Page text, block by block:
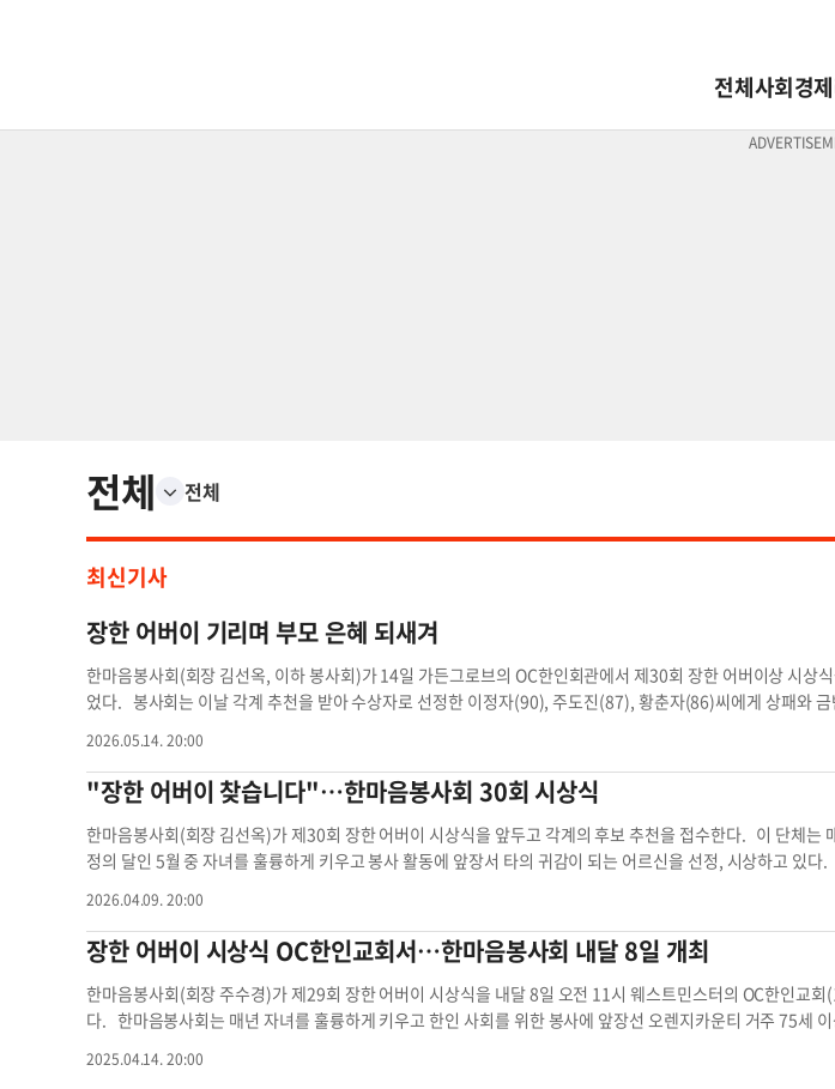
전체사회경제
전체 전체
최신기사
장한 어버이 기리며 부모 은혜 되새겨
한마음봉사회(회장 김선옥, 이하 봉사회)가 14일 가든그로브의 OC한인회관에서 제30회 장한 어버이상 시상
었다. 봉사회는 이날 각계 추천을 받아 수상자로 선정한 이정자(90), 주도진(87), 황춘자(86)씨에게 상패와
섀런 쿼크-실바 가주 하원의원과 최석호 가주 상원의원은 각각 보좌관을 통해 표창장을 전달했다. 시상식엔 한
체 관계자들과 OC판사 선거에 출마한 앤 조 OC검사도 참석했다. 김선옥 회장은 “오랜 세월 가족과 이웃을 위
신하고 사랑과 책임으로 귀한 삶의 본을 보여준 세 분께 깊은 존경과 감사를 드린다”고 말했다. 수상자 가운데
인 이정자씨는 지난 2015년부터 10여 년 동안 OC한미시니어센터에서 이사로 봉사했다. 목사인 주도진씨는
년 부모님선교회를 설립, 남가주 양로병원의 한인 시니어를 방문해 복음을 전하고 있다. 황춘자씨는 1997년
기사 그대들은 '장한 어버이'…한마음봉사회 수상자 발표 봉사회는 코로나19 팬데믹 등 불가피한 경우를 제외하
매년 지역사회 봉사에 앞장서고 자녀를 훌륭하게 키운 이 3~4명을 장한 어버이로 선정, 시상하고 있다. 정영
이 사회를 맡은 시상식은 한예무용단의 공연, 지경 소프라노의 국가 연주, 김영수 OC장로협의회장의 기도, 시상
사 등의 순서로 진행됐다. 시상식 직후 이어진 축하 공연에서 무궁화 합창단은 축가를 불렀다. TK 소리 신명(
윤희) 단원들은 판소리와 민요, 한예무용단은 한국 무용을 각각 선보였다. 한마음봉사회는 연중 최대 규모 행
등 다양한 봉사 활동을 펴고 있다. 봉사 활동에 동참하길 원하는 이는 전화(213-718-8585)로 문의하면 된다.
2026.05.14. 20:00
"장한 어버이 찾습니다"…한마음봉사회 30회 시상식
한마음봉사회(회장 김선옥)가 제30회 장한 어버이 시상식을 앞두고 각계의 후보 추천을 접수한다. 이 단체는
정의 달인 5월 중 자녀를 훌륭하게 키우고 봉사 활동에 앞장서 타의 귀감이 되는 어르신을 선정, 시상하고 있다
오는 30일(목) 마감된다. 김선옥 회장은 “우리 주위엔 커뮤니티를 위해 묵묵히 봉사하는 어르신이 많이 있다. 훌
어버이를 찾아 공로를 기리는 일에 많은 관심을 보여주길 바란다”고 말했다. 민 김 홍보부장은 “후보 추천은
할 수 있다. 전화로 연락하면 추천 방법을 알려준다”고 밝혔다. 시상식은 내달 14일(목) 오전 11시 가든그로브
C한인회관(9876 Garden Grove Blvd)에서 열린다. 한마음봉사회는 수상자에게 금반지를 수여한다. 한마음
는 홈리스 점심 제공, 양로원 위문 방문, 불우이웃 돕기, 한인 단체들의 행사 지원 등 다양한 봉사 활동을 펴고 있
홍보부장, 오정희 재무, 황은숙 재무, 김선미 서기 등이다. 박미애 부회장은 “가족처럼 화목하게 지내며 커뮤니
2026.04.09. 20:00
장한 어버이 시상식 OC한인교회서…한마음봉사회 내달 8일 개최
한마음봉사회(회장 주수경)가 제29회 장한 어버이 시상식을 내달 8일 오전 11시 웨스트민스터의 OC한인교
다. 한마음봉사회는 매년 자녀를 훌륭하게 키우고 한인 사회를 위한 봉사에 앞장선 오렌지카운티 거주 75세
부상이 주어진다. 한마음봉사회는 추천을 원하는 이가 전화로 연락하면 이메일 또는 카톡으로 추천서 양식을
2025.04.14. 20:00